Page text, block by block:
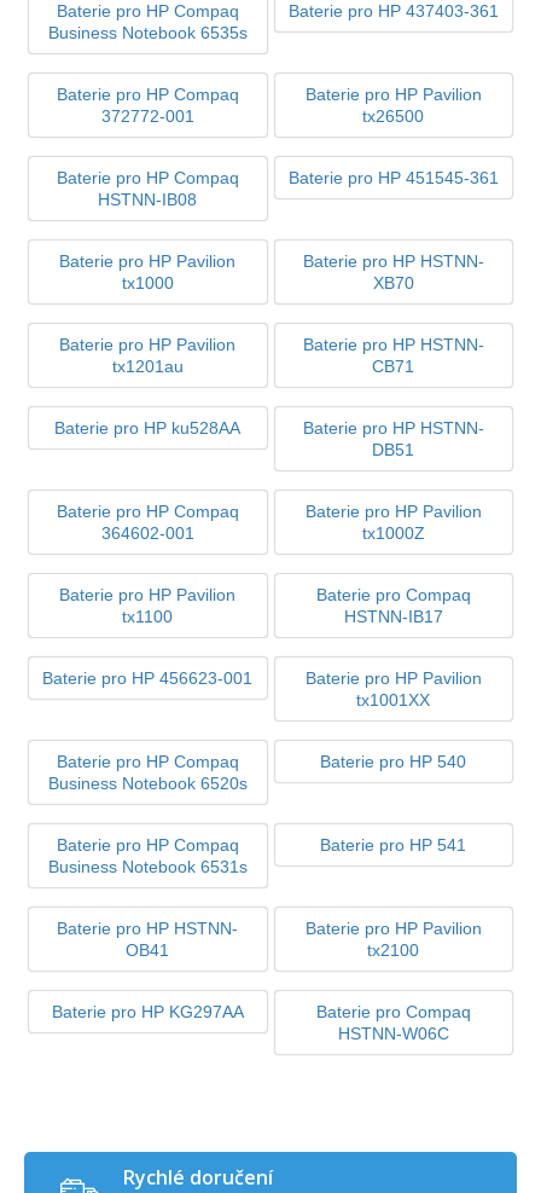
Baterie pro HP Compaq
Business Notebook 6535s
Baterie pro HP 437403-361
Baterie pro HP Compaq
372772-001
Baterie pro HP Pavilion
tx26500
Baterie pro HP Compaq
HSTNN-IB08
Baterie pro HP 451545-361
Baterie pro HP Pavilion
tx1000
Baterie pro HP HSTNN-
XB70
Baterie pro HP Pavilion
tx1201au
Baterie pro HP HSTNN-
CB71
Baterie pro HP ku528AA
Baterie pro HP HSTNN-
DB51
Baterie pro HP Compaq
364602-001
Baterie pro HP Pavilion
tx1000Z
Baterie pro HP Pavilion
tx1100
Baterie pro Compaq
HSTNN-IB17
Baterie pro HP 456623-001
Baterie pro HP Pavilion
tx1001XX
Baterie pro HP Compaq
Business Notebook 6520s
Baterie pro HP 540
Baterie pro HP Compaq
Business Notebook 6531s
Baterie pro HP 541
Baterie pro HP HSTNN-
OB41
Baterie pro HP Pavilion
tx2100
Baterie pro HP KG297AA
Baterie pro Compaq
HSTNN-W06C
Rychlé doručení